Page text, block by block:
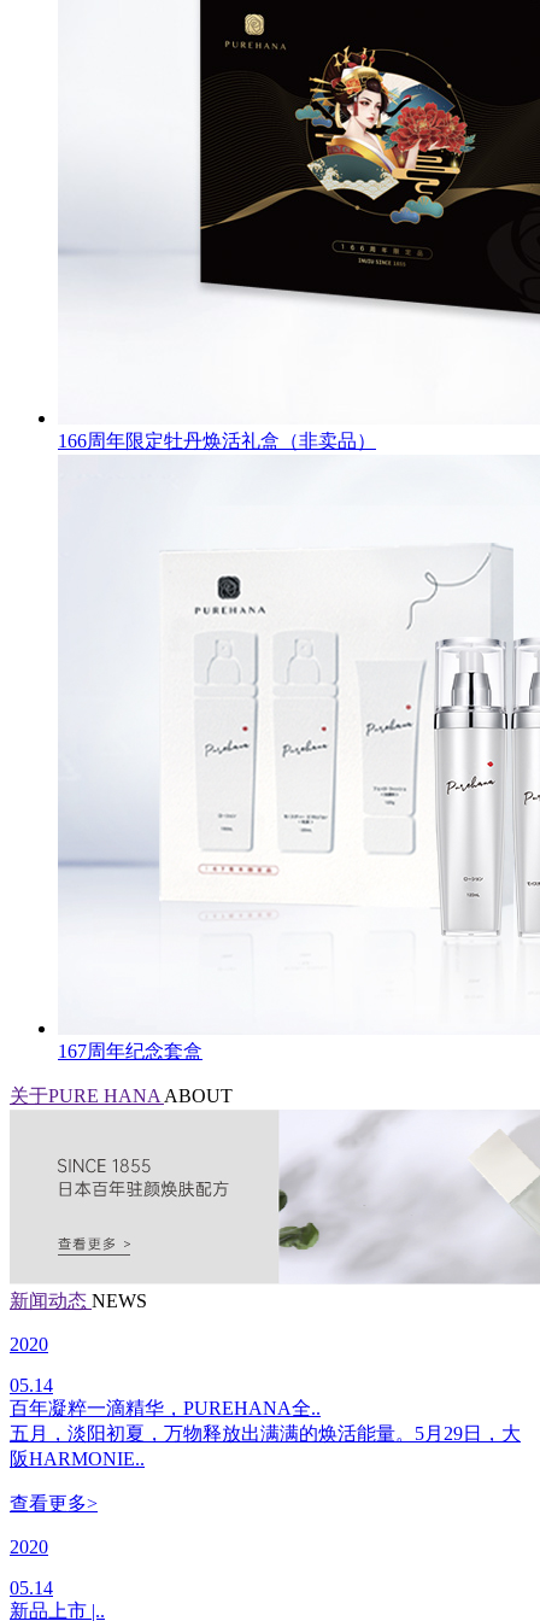
166周年限定牡丹焕活礼盒（非卖品）
167周年纪念套盒
关于PURE HANA ABOUT
新闻动态 NEWS
2020
05.14
百年凝粹一滴精华，PUREHANA全..
五月，淡阳初夏，万物释放出满满的焕活能量。5月29日，大
阪HARMONIE..
查看更多>
2020
05.14
新品上市 |..